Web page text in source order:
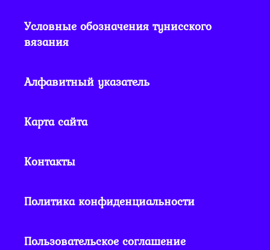
Условные обозначения тунисского
вязания
Алфавитный указатель
Карта сайта
Контакты
Политика конфиденциальности
Пользовательское соглашение